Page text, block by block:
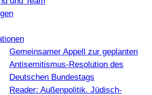
Gemeinsamer Appell zur geplanten
Antisemitismus-Resolution des
Deutschen Bundestags
Reader: Außenpolitik. Jüdisch-